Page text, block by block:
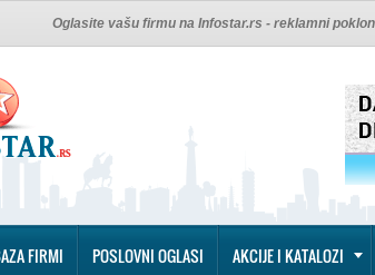
Oglasite vašu firmu na Infostar.rs - reklamni
FIRMI POSLOVNI OGLASI AKCIJE I KATALOZI